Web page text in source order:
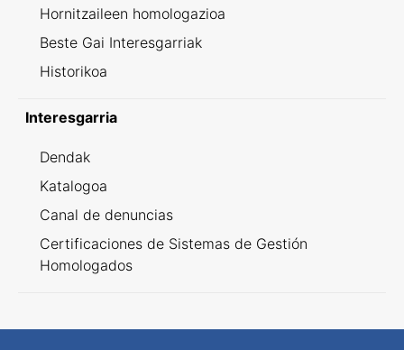
Hornitzaileen homologazioa
Beste Gai Interesgarriak
Historikoa
Interesgarria
Dendak
Katalogoa
Canal de denuncias
Certificaciones de Sistemas de Gestión
Homologados